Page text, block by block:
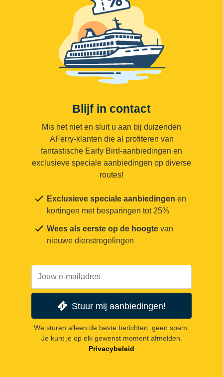
Blijf in contact
Mis het niet en sluit u aan bij duizenden
AFerry-klanten die al profiteren van
fantastische Early Bird-aanbiedingen en
exclusieve speciale aanbiedingen op diverse
routes!
Exclusieve speciale aanbiedingen en
kortingen met besparingen tot 25%
Wees als eerste op de hoogte van
nieuwe dienstregelingen
Stuur mij aanbiedingen!
We sturen alleen de beste berichten, geen spam.
Je kunt je op elk gewenst moment afmelden.
Privacybeleid